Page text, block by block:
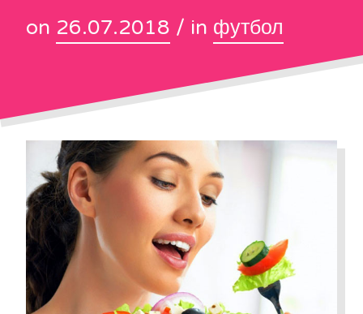
on 26.07.2018 / in футбол